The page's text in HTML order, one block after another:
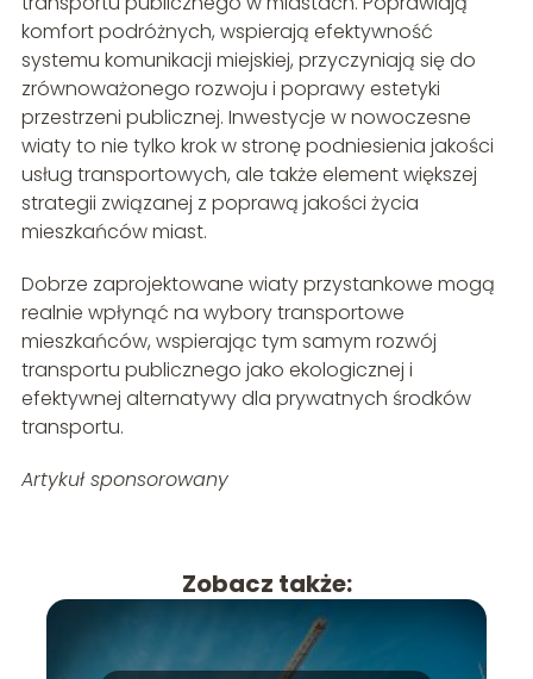
komfort podróżnych, wspierają efektywność
systemu komunikacji miejskiej, przyczyniają się do
zrównoważonego rozwoju i poprawy estetyki
przestrzeni publicznej. Inwestycje w nowoczesne
wiaty to nie tylko krok w stronę podniesienia jakości
usług transportowych, ale także element większej
strategii związanej z poprawą jakości życia
mieszkańców miast.
Dobrze zaprojektowane wiaty przystankowe mogą
realnie wpłynąć na wybory transportowe
mieszkańców, wspierając tym samym rozwój
transportu publicznego jako ekologicznej i
efektywnej alternatywy dla prywatnych środków
transportu.
Artykuł sponsorowany
Zobacz także: